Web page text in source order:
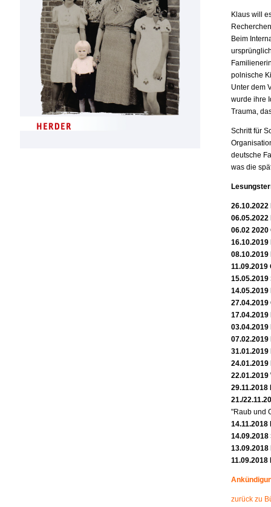
Klaus will
Beim
polnische
Unter dem
wurde ihre
Trauma,
Schritt für
deutsche
was die
06.02
15.05.2019
27.04.2019
22.01.2019
29.11.2018
21./
"Raub und
14.11.2018
14.09.2018
zurück zu